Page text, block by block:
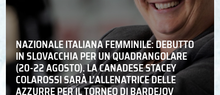
NAZIONALE ITALIANA FEMMINILE: DEBUTTO
IN SLOVACCHIA PER UN QUADRANGOLARE
(20-22 AGOSTO). LA CANADESE STACEY
COLAROSSI SARÀ L’ALLENATRICE DELLE
AZZURRE PER IL TORNEO DI BARDEJOV